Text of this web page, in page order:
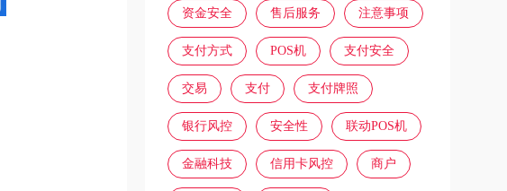
资金安全 售后服务 注意事项
支付方式 POS机 支付安全
交易 支付 支付牌照
银行风控 安全性 联动POS机
金融科技 信用卡风控 商户